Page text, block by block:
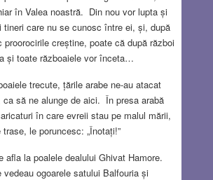
în Valea noastră. Din nou vor lupta și
tineri care nu se cunosc între ei, și, după
proorocirile creștine, poate că după război
și toate războaiele vor înceta…
trecute, țările arabe ne-au atacat
ca să ne alunge de aici. În presa arabă
în care evreii stau pe malul mării,
le poruncesc: „Înotați!”
afla la poalele dealului Ghivat Hamore.
vedeau ogoarele satului Balfouria și